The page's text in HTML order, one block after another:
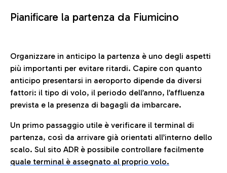
Pianificare la partenza da Fiumicino
Organizzare in anticipo la partenza è uno degli aspetti
più importanti per evitare ritardi. Capire con quanto
anticipo presentarsi in aeroporto dipende da diversi
fattori: il tipo di volo, il periodo dell’anno, l’affluenza
prevista e la presenza di bagagli da imbarcare.
Un primo passaggio utile è verificare il terminal di
partenza, così da arrivare già orientati all’interno dello
scalo. Sul sito ADR è possibile controllare facilmente
quale terminal è assegnato al proprio volo.